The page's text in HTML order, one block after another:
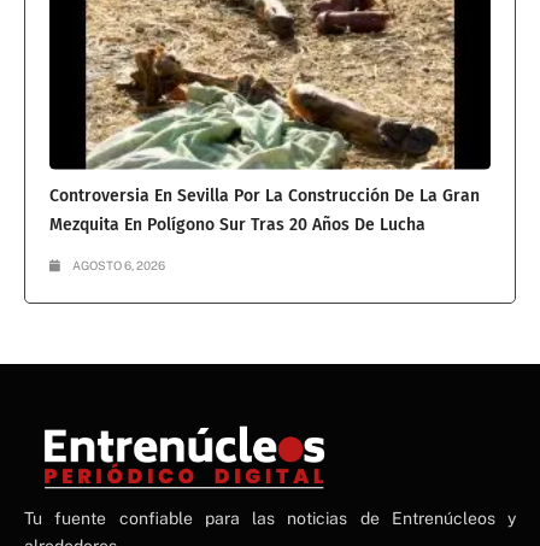
Controversia En Sevilla Por La Construcción De La Gran
Mezquita En Polígono Sur Tras 20 Años De Lucha
AGOSTO 6, 2026
NE
NEWS ELEMENTOR
Tu fuente confiable para las noticias de Entrenúcleos y